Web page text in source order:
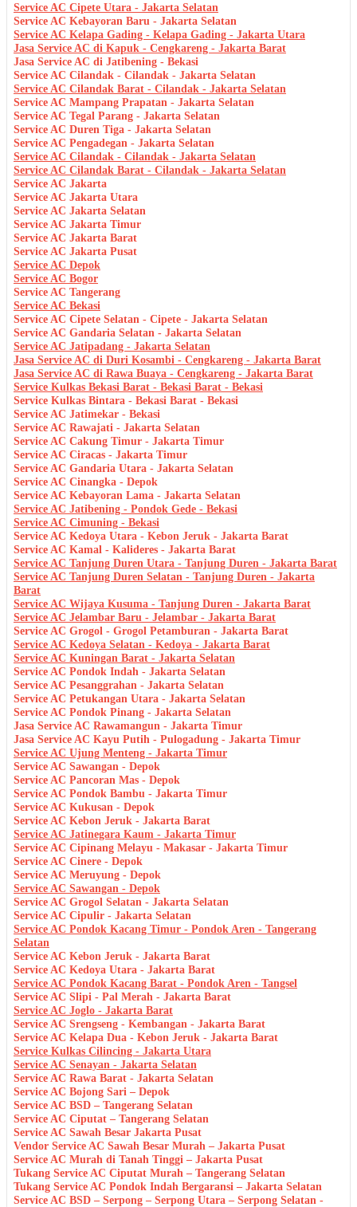
Service AC Cipete Utara - Jakarta Selatan
Service AC Kebayoran Baru - Jakarta Selatan
Service AC Kelapa Gading - Kelapa Gading - Jakarta Utara
Jasa Service AC di Kapuk - Cengkareng - Jakarta Barat
Jasa Service AC di Jatibening - Bekasi
Service AC Cilandak - Cilandak - Jakarta Selatan
Service AC Cilandak Barat - Cilandak - Jakarta Selatan
Service AC Mampang Prapatan - Jakarta Selatan
Service AC Tegal Parang - Jakarta Selatan
Service AC Duren Tiga - Jakarta Selatan
Service AC Pengadegan - Jakarta Selatan
Service AC Cilandak - Cilandak - Jakarta Selatan
Service AC Cilandak Barat - Cilandak - Jakarta Selatan
Service AC Jakarta
Service AC Jakarta Utara
Service AC Jakarta Selatan
Service AC Jakarta Timur
Service AC Jakarta Barat
Service AC Jakarta Pusat
Service AC Depok
Service AC Bogor
Service AC Tangerang
Service AC Bekasi
Service AC Cipete Selatan - Cipete - Jakarta Selatan
Service AC Gandaria Selatan - Jakarta Selatan
Service AC Jatipadang - Jakarta Selatan
Jasa Service AC di Duri Kosambi - Cengkareng - Jakarta Barat
Jasa Service AC di Rawa Buaya - Cengkareng - Jakarta Barat
Service Kulkas Bekasi Barat - Bekasi Barat - Bekasi
Service Kulkas Bintara - Bekasi Barat - Bekasi
Service AC Jatimekar - Bekasi
Service AC Rawajati - Jakarta Selatan
Service AC Cakung Timur - Jakarta Timur
Service AC Ciracas - Jakarta Timur
Service AC Gandaria Utara - Jakarta Selatan
Service AC Cinangka - Depok
Service AC Kebayoran Lama - Jakarta Selatan
Service AC Jatibening - Pondok Gede - Bekasi
Service AC Cimuning - Bekasi
Service AC Kedoya Utara - Kebon Jeruk - Jakarta Barat
Service AC Kamal - Kalideres - Jakarta Barat
Service AC Tanjung Duren Utara - Tanjung Duren - Jakarta Barat
Service AC Tanjung Duren Selatan - Tanjung Duren - Jakarta
Barat
Service AC Wijaya Kusuma - Tanjung Duren - Jakarta Barat
Service AC Jelambar Baru - Jelambar - Jakarta Barat
Service AC Grogol - Grogol Petamburan - Jakarta Barat
Service AC Kedoya Selatan - Kedoya - Jakarta Barat
Service AC Kuningan Barat - Jakarta Selatan
Service AC Pondok Indah - Jakarta Selatan
Service AC Pesanggrahan - Jakarta Selatan
Service AC Petukangan Utara - Jakarta Selatan
Service AC Pondok Pinang - Jakarta Selatan
Jasa Service AC Rawamangun - Jakarta Timur
Jasa Service AC Kayu Putih - Pulogadung - Jakarta Timur
Service AC Ujung Menteng - Jakarta Timur
Service AC Sawangan - Depok
Service AC Pancoran Mas - Depok
Service AC Pondok Bambu - Jakarta Timur
Service AC Kukusan - Depok
Service AC Kebon Jeruk - Jakarta Barat
Service AC Jatinegara Kaum - Jakarta Timur
Service AC Cipinang Melayu - Makasar - Jakarta Timur
Service AC Cinere - Depok
Service AC Meruyung - Depok
Service AC Sawangan - Depok
Service AC Grogol Selatan - Jakarta Selatan
Service AC Cipulir - Jakarta Selatan
Service AC Pondok Kacang Timur - Pondok Aren - Tangerang
Selatan
Service AC Kebon Jeruk - Jakarta Barat
Service AC Kedoya Utara - Jakarta Barat
Service AC Pondok Kacang Barat - Pondok Aren - Tangsel
Service AC Slipi - Pal Merah - Jakarta Barat
Service AC Joglo - Jakarta Barat
Service AC Srengseng - Kembangan - Jakarta Barat
Service AC Kelapa Dua - Kebon Jeruk - Jakarta Barat
Service Kulkas Cilincing - Jakarta Utara
Service AC Senayan - Jakarta Selatan
Service AC Rawa Barat - Jakarta Selatan
Service AC Bojong Sari – Depok
Service AC BSD – Tangerang Selatan
Service AC Ciputat – Tangerang Selatan
Service AC Sawah Besar Jakarta Pusat
Vendor Service AC Sawah Besar Murah – Jakarta Pusat
Service AC Murah di Tanah Tinggi – Jakarta Pusat
Tukang Service AC Ciputat Murah – Tangerang Selatan
Tukang Service AC Pondok Indah Bergaransi – Jakarta Selatan
Service AC BSD – Serpong – Serpong Utara – Serpong Selatan -